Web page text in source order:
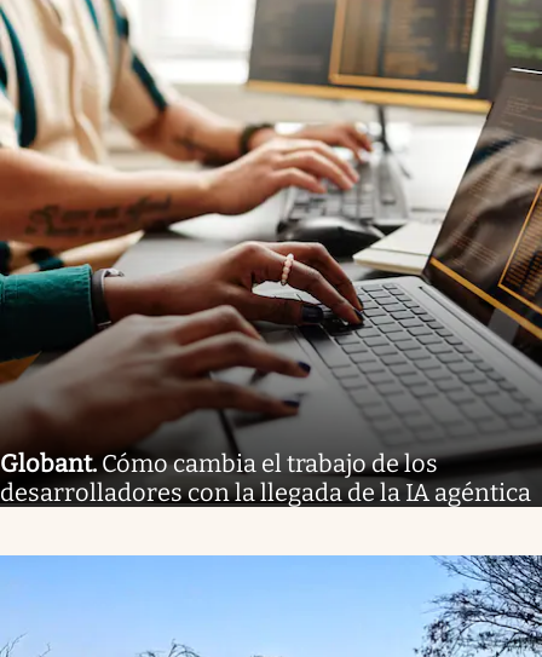
Globant. Cómo cambia el trabajo de los
desarrolladores con la llegada de la IA agéntica